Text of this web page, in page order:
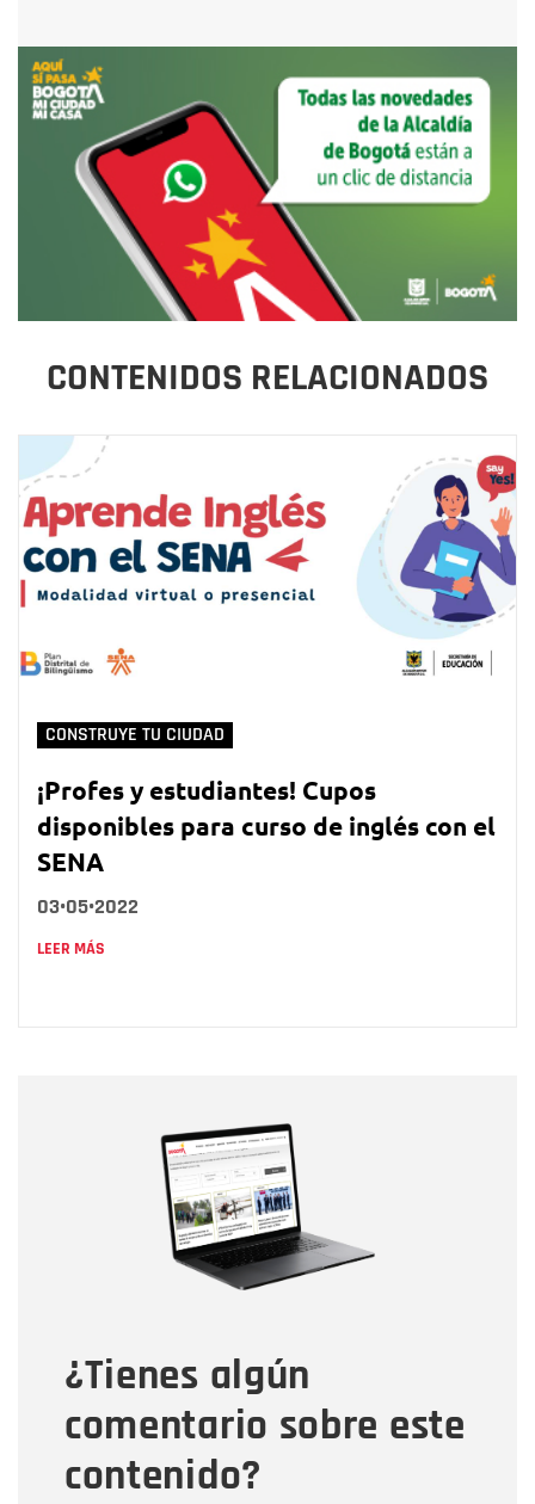
CONTENIDOS RELACIONADOS
CONSTRUYE TU CIUDAD
¡Profes y estudiantes! Cupos
disponibles para curso de inglés con el
SENA
03•05•2022
LEER MÁS
¿Tienes algún
comentario sobre este
contenido?
Correo electrónico
Tipo de comentario
Mensaje